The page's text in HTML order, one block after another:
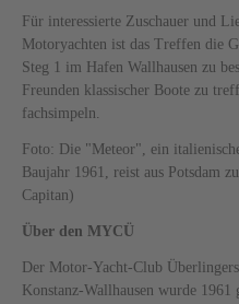
Für interessierte Zuschauer und
Motoryachten ist das Treffen die
Steg 1 im Hafen Wallhausen zu
Freunden klassischer Boote zu
fachsimpeln.
Foto: Die "Meteor", ein
Baujahr 1961, reist aus Potsdam
Capitan)
Über den MYCÜ
Der Motor-Yacht-Club
Konstanz-Wallhausen wurde